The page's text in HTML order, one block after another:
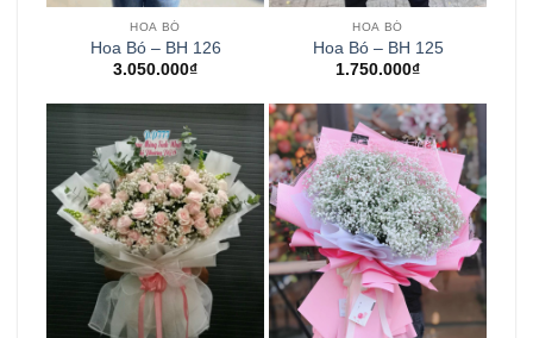
HOA BÓ
Hoa Bó – BH 126
3.050.000₫
HOA BÓ
Hoa Bó – BH 125
1.750.000₫